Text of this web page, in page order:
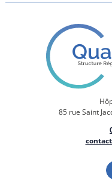
85 rue Saint